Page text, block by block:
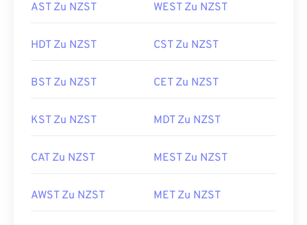
AST Zu NZST WEST Zu NZST
HDT Zu NZST CST Zu NZST
BST Zu NZST CET Zu NZST
KST Zu NZST MDT Zu NZST
CAT Zu NZST MEST Zu NZST
AWST Zu NZST MET Zu NZST